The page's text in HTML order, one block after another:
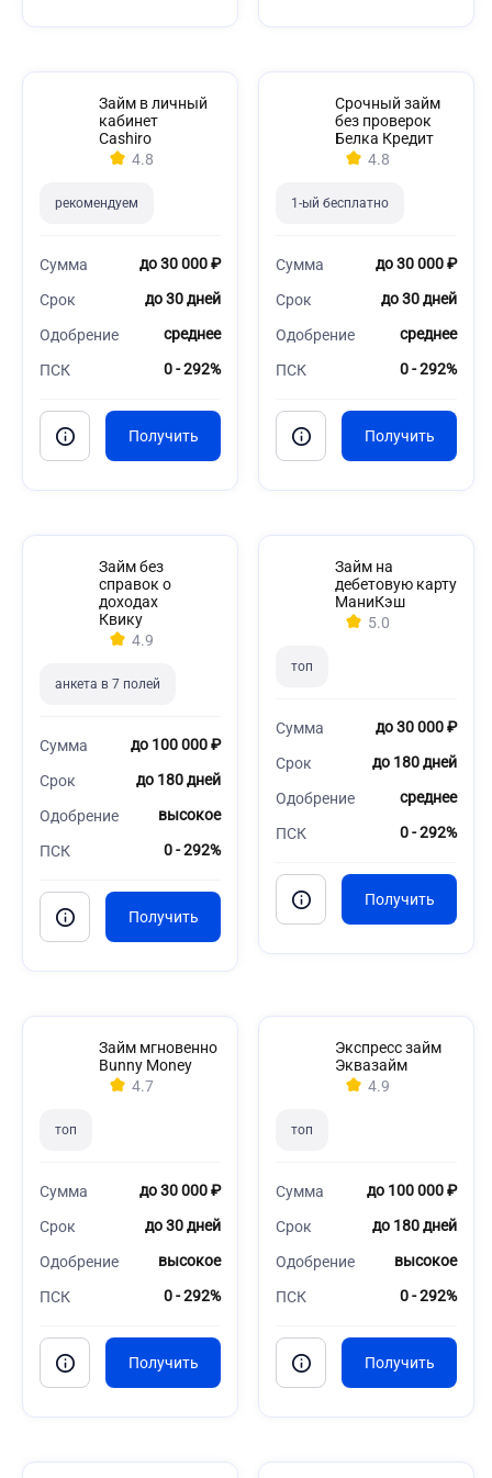
Займ в личный
кабинет
Cashiro
4.8
рекомендуем
Сумма до 30 000 ₽
Срок до 30 дней
Одобрение среднее
ПСК 0 - 292%
Срочный займ
без проверок
Белка Кредит
4.8
1-ый бесплатно
Сумма до 30 000 ₽
Срок до 30 дней
Одобрение среднее
ПСК 0 - 292%
Займ без
справок о
доходах
Квику
4.9
анкета в 7 полей
Сумма до 100 000 ₽
Срок до 180 дней
Одобрение высокое
ПСК 0 - 292%
Займ на
дебетовую карту
МаниКэш
5.0
топ
Сумма до 30 000 ₽
Срок до 180 дней
Одобрение среднее
ПСК 0 - 292%
Займ мгновенно
Bunny Money
4.7
топ
Сумма до 30 000 ₽
Срок до 30 дней
Одобрение высокое
ПСК 0 - 292%
Экспресс займ
Эквазайм
4.9
топ
Сумма до 100 000 ₽
Срок до 180 дней
Одобрение высокое
ПСК 0 - 292%